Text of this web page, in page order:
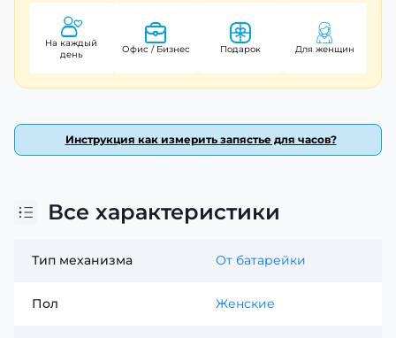
каждый день, с гарантией 24 месяца. Используйте эти
часы для подчеркивания вашего индивидуального
стиля!На каждый
день
Офис / Бизнес Подарок Для женщин
Инструкция как измерить запястье для часов?
Все характеристики
Тип механизма От батарейки
Пол Женские